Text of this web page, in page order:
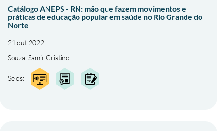
Catálogo ANEPS - RN: mão que fazem movimentos e
práticas de educação popular em saúde no Rio Grande do
Norte
21 out 2022
Souza, Samir Cristino
Selos: